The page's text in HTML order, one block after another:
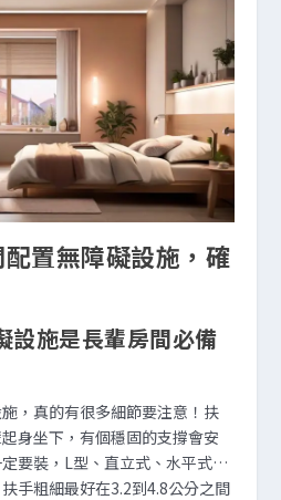
置無障礙設施，確
設施是長輩房間必備
，真的有很多細節要注意！扶
身坐下，有個穩固的支撐會安
要裝，L型、直立式、水平式…
手粗細最好在3.2到4.8公分之間